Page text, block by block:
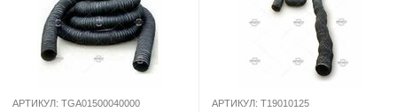
АРТИКУЛ: TGA01500040000 АРТИКУЛ: T19010125